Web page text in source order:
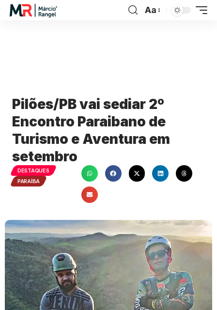
Aa
Pilões/PB vai sediar 2º
Encontro Paraibano de
Turismo e Aventura em
setembro
DESTAQUES
PARAÍBA